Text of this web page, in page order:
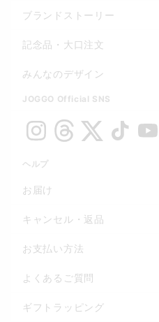
ブランドストーリー
記念品・大口注文
みんなのデザイン
JOGGO Official SNS
ヘルプ
お届け
キャンセル・返品
お支払い方法
よくあるご質問
ギフトラッピング